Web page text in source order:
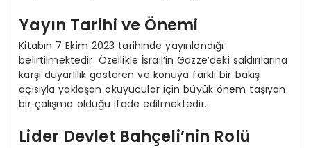
Yayın Tarihi ve Önemi
Kitabın 7 Ekim 2023 tarihinde yayınlandığı
belirtilmektedir. Özellikle İsrail’in Gazze’deki saldırılarına
karşı duyarlılık gösteren ve konuya farklı bir bakış
açısıyla yaklaşan okuyucular için büyük önem taşıyan
bir çalışma olduğu ifade edilmektedir.
Lider Devlet Bahçeli’nin Rolü